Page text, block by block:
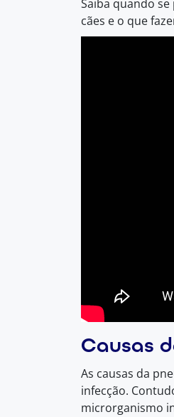
Saiba quando
cães e o que
Causas
As causas da
infecção.
microrganismo